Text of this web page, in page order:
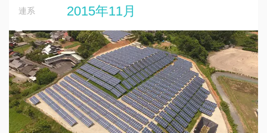
連系 2015年11月